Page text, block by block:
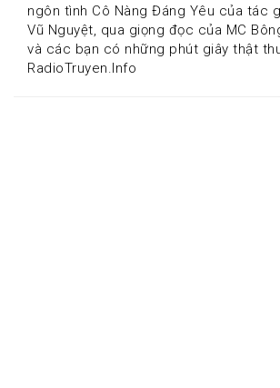
ngôn tình Cô Nàng Đáng Yêu của tác
Vũ Nguyệt, qua giọng đọc của MC
và các bạn có những phút giây thật
RadioTruyen.Info